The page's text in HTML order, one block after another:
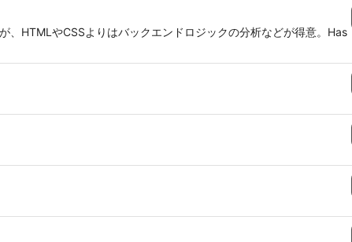
、HTMLやCSSよりはバックエンドロジックの分析などが得意。Has